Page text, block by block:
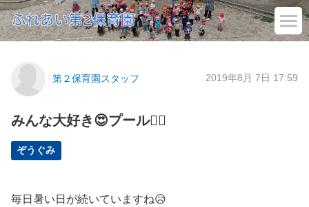
第２保育園スタッフ 2019年8月 7日 17:59
みんな大好き😍プール🏊‍♀️
ぞうぐみ
毎日暑い日が続いていますね😥